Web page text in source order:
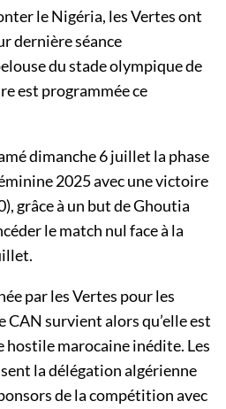
le Nigéria, les Vertes ont
dernière séance
du stade olympique de
est programmée ce
dimanche 6 juillet la phase
2025 avec une victoire
grâce à un but de Ghoutia
le match nul face à la
par les Vertes pour les
CAN survient alors qu’elle est
hostile marocaine inédite. Les
la délégation algérienne
de la compétition avec